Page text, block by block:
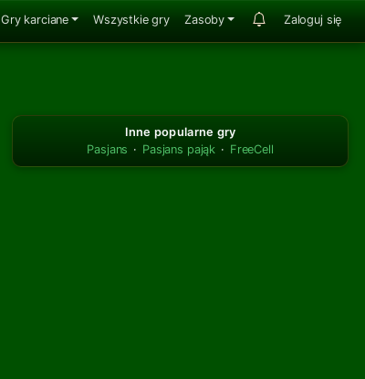
Gry karciane Wszystkie gry Zasoby Zaloguj się
Inne popularne gry
Pasjans · Pasjans pająk · FreeCell